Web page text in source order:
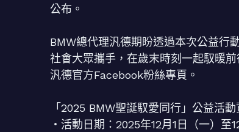
公布。
BMW總代理汎德期盼透過本次公益行
社會大眾攜手，在歲末時刻一起馭暖
汎德官方Facebook粉絲專頁。
「2025 BMW聖誕馭愛同行」公益活動
・活動日期：2025年12月1日（一）至